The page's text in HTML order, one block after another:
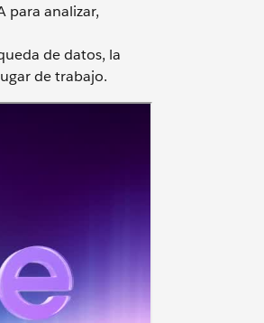
para analizar,
de datos, la
de trabajo.